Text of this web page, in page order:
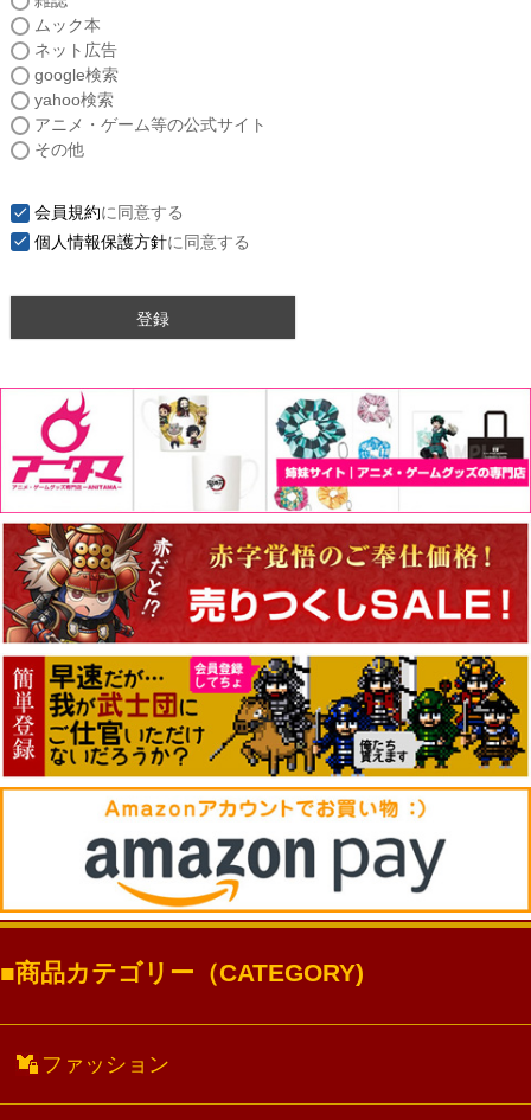
ムック本
ネット広告
google検索
yahoo検索
アニメ・ゲーム等の公式サイト
その他
会員規約に同意する
個人情報保護方針に同意する
登録
商品カテゴリー（CATEGORY)
ファッション